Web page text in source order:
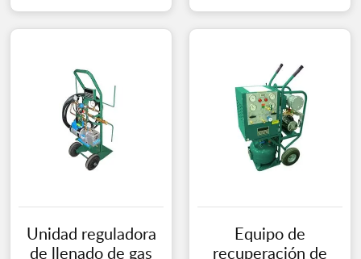
Unidad reguladora
de llenado de gas
Equipo de
recuperación de